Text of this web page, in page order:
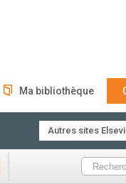
Ma bibliothèque
Autres sites